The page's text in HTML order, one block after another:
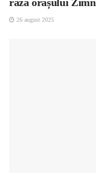
raza orașului
26 august 2025